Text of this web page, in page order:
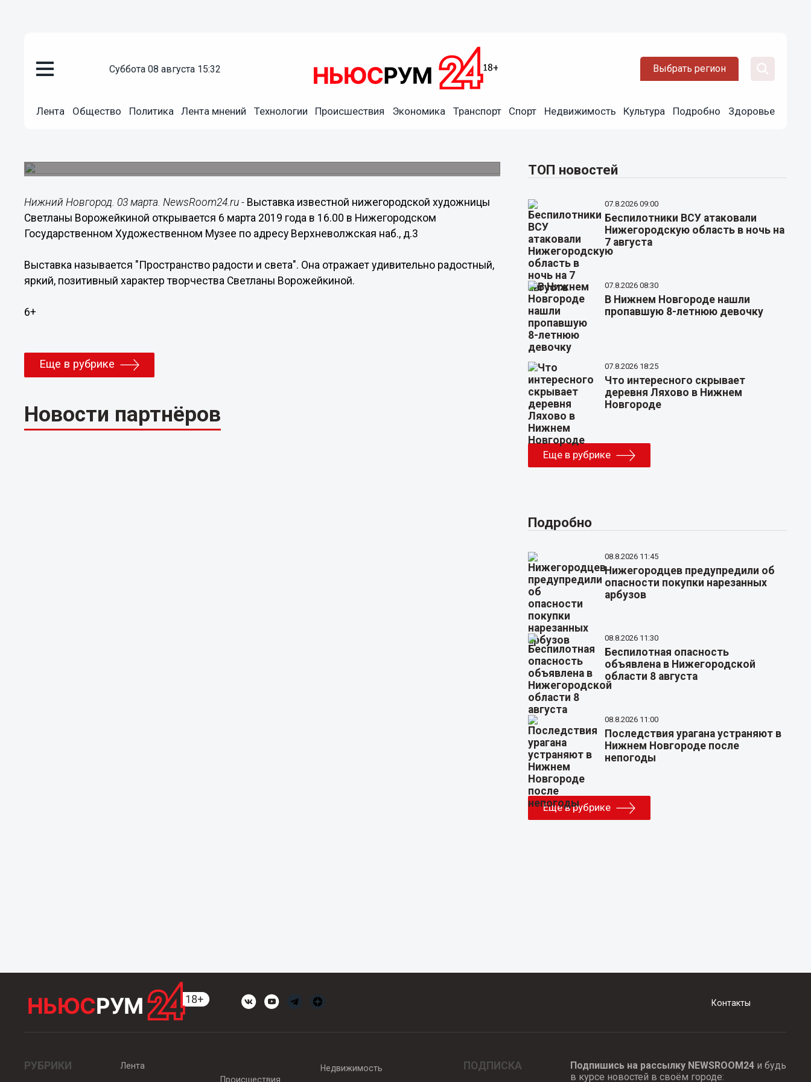
суббота 08 августа 15:32 Выбрать регион
Лента Общество Политика Лента мнений Технологии Происшествия Экономика Транспорт Спорт Недвижимость Культура Подробно Здоровье
03.03.201904:23
Нижний Новгород. 03 марта. NewsRoom24.ru - Выставка известной нижегородской художницы
Светланы Ворожейкиной открывается 6 марта 2019 года в 16.00 в Нижегородском
Государственном Художественном Музее по адресу Верхневолжская наб., д.3
Выставка называется "Пространство радости и света". Она отражает удивительно радостный,
яркий, позитивный характер творчества Светланы Ворожейкиной.
6+
Еще в рубрике
Новости партнёров
ТОП новостей
07.8.2026 09:00
Беспилотники ВСУ атаковали
Нижегородскую область в ночь на
7 августа
07.8.2026 08:30
В Нижнем Новгороде нашли
пропавшую 8-летнюю девочку
07.8.2026 18:25
Что интересного скрывает
деревня Ляхово в Нижнем
Новгороде
Еще в рубрике
Подробно
08.8.2026 11:45
Нижегородцев предупредили об
опасности покупки нарезанных
арбузов
08.8.2026 11:30
Беспилотная опасность
объявлена в Нижегородской
области 8 августа
08.8.2026 11:00
Последствия урагана устраняют в
Нижнем Новгороде после
непогоды
Еще в рубрике
Контакты
РУБРИКИ
Лента
Происшествия
Недвижимость ПОДПИСКА Подпишись на рассылку NEWSROOM24и будь
в курсе новостей в своём городе: